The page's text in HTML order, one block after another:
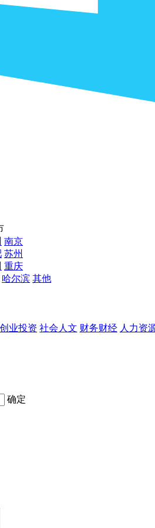
南京
苏州
重庆
哈尔滨 其他
创业投资 社会人文 财务财经 人力资
确定